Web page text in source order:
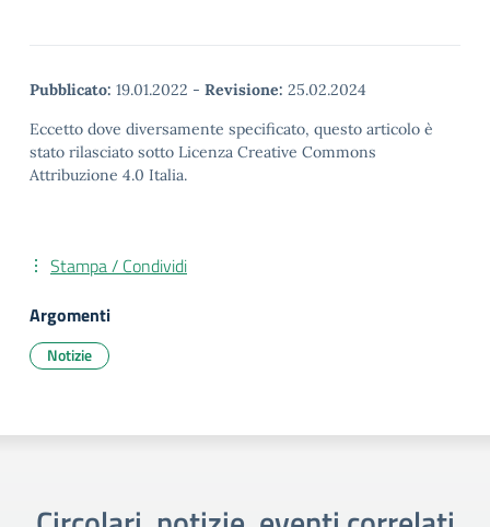
Pubblicato: 19.01.2022 - Revisione: 25.02.2024
Eccetto dove diversamente specificato, questo articolo è
stato rilasciato sotto Licenza Creative Commons
Attribuzione 4.0 Italia.
Stampa / Condividi
Argomenti
Notizie